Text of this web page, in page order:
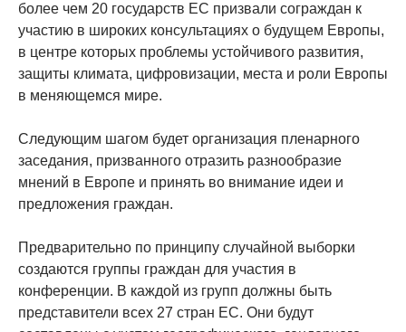
более чем 20 государств ЕС призвали сограждан к
участию в широких консультациях о будущем Европы,
в центре которых проблемы устойчивого развития,
защиты климата, цифровизации, места и роли Европы
в меняющемся мире.
Следующим шагом будет организация пленарного
заседания, призванного отразить разнообразие
мнений в Европе и принять во внимание идеи и
предложения граждан.
Предварительно по принципу случайной выборки
создаются группы граждан для участия в
конференции. В каждой из групп должны быть
представители всех 27 стран ЕС. Они будут